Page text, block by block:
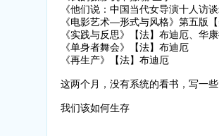
《他们说：中国当代女导演十人访
《电影艺术—形式与风格》第五版
《实践与反思》【法】布迪厄、华
《单身者舞会》【法】布迪厄
《再生产》【法】布迪厄
这两个月，没有系统的看书，写一
我们该如何生存